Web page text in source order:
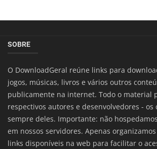
SOBRE
O DownloadGeral reúne links para
jogos, músicas, livros e vários outros
publicamente na internet. Todo o material
respectivos autores e desenvolvedores - os
sempre deles. Importante: não
em nossos servidores. Apenas
links disponíveis na web para facilitar o